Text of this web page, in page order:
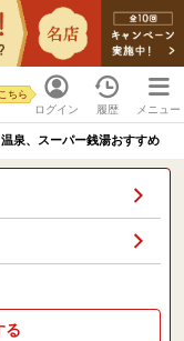
ログイン
ちら
履歴 メニュー
泉、スーパー銭湯おすすめ
る